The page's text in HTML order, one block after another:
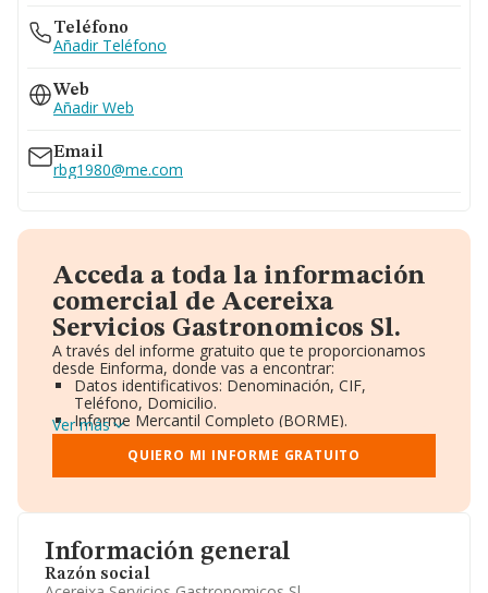
Información general
Razón social
Teléfono
Añadir Teléfono
Web
Añadir Web
Email
rbg1980@me.com
Acceda a toda la información
comercial de Acereixa
Servicios Gastronomicos Sl.
A través del informe gratuito que te proporcionamos
desde Einforma, donde vas a encontrar:
Datos identificativos: Denominación, CIF,
Teléfono, Domicilio.
Informe Mercantil Completo (BORME).
Gráficos de Evolución Ventas y Empleados.
Consejo de Administración y Administradores.
Directivos y Ejecutivos.
Información oficial y registral complementaria.
Ver más
QUIERO MI INFORME GRATUITO